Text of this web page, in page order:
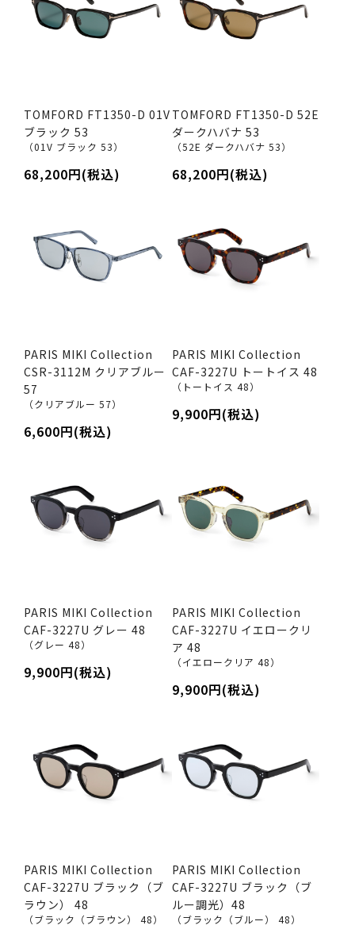
TOMFORD FT1350-D 01V
ブラック 53
（01V ブラック 53）
68,200円(税込)
TOMFORD FT1350-D 52E
ダークハバナ 53
（52E ダークハバナ 53）
68,200円(税込)
PARIS MIKI Collection
CSR-3112M クリアブルー
57
（クリアブルー 57）
6,600円(税込)
PARIS MIKI Collection
CAF-3227U トートイス 48
（トートイス 48）
9,900円(税込)
PARIS MIKI Collection
CAF-3227U グレー 48
（グレー 48）
9,900円(税込)
PARIS MIKI Collection
CAF-3227U イエロークリ
ア 48
（イエロークリア 48）
9,900円(税込)
PARIS MIKI Collection
CAF-3227U ブラック（ブ
ラウン） 48
（ブラック（ブラウン） 48）
PARIS MIKI Collection
CAF-3227U ブラック（ブ
ルー調光）48
（ブラック（ブルー） 48）